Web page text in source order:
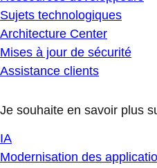
Sujets technologiques
Architecture Center
Mises à jour de sécurité
Assistance clients
Je souhaite en savoir plus
IA
Modernisation des